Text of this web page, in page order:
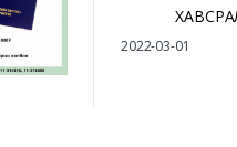
2022-03-01